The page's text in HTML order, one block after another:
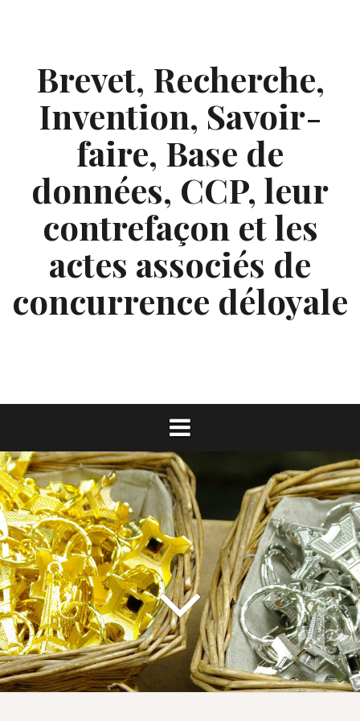
Brevet, Recherche,
Invention, Savoir-
faire, Base de
données, CCP, leur
contrefaçon et les
actes associés de
concurrence déloyale